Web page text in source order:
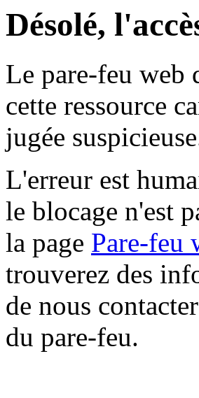
Désolé,
Le pare-feu web
cette ressource
jugée
L'erreur est
le blocage n'est
la page Pare-feu
trouverez des
de nous
du pare-feu.